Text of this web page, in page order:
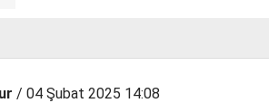
/ 04 Şubat 2025 14:08